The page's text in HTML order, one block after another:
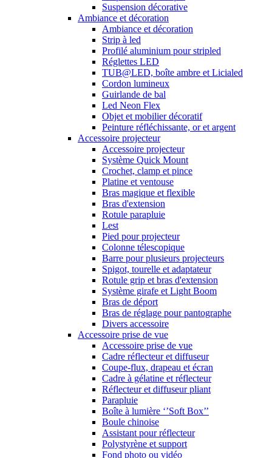
Suspension décorative
Ambiance et décoration
Ambiance et décoration
Strip à led
Profilé aluminium pour stripled
Réglettes LED
TUB@LED, boîte ambre et Licialed
Cordon lumineux
Guirlande de bal
Led Neon Flex
Objet et mobilier décoratif
Peinture réfléchissante, or et argent
Accessoire projecteur
Accessoire projecteur
Système Quick Mount
Crochet, clamp et pince
Platine et ventouse
Bras magique et flexible
Bras d'extension
Rotule parapluie
Lest
Pied pour projecteur
Colonne télescopique
Barre pour plusieurs projecteurs
Spigot, tourelle et adaptateur
Rotule grip et bras d'extension
Système girafe et Light Boom
Bras de déport
Bras de réglage pour pantographe
Divers accessoire
Accessoire prise de vue
Accessoire prise de vue
Cadre réflecteur et diffuseur
Coupe-flux, drapeau et écran
Cadre à gélatine et réflecteur
Réflecteur et diffuseur pliant
Parapluie
Boîte à lumière ‘’Soft Box’’
Boule chinoise
Assistant pour réflecteur
Polystyrène et support
Fond photo ou vidéo